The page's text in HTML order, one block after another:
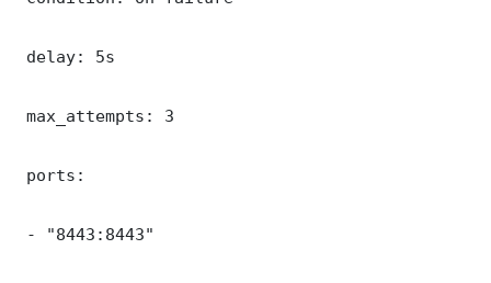
delay: 5s
max_attempts: 3
ports:
- "8443:8443"